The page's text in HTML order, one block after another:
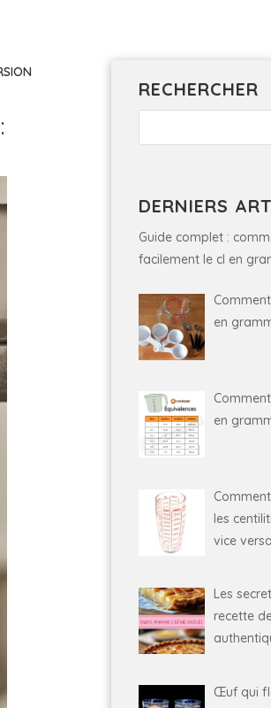
RECHERCHER
DERNIERS
Guide complet :
facilement le cl en
en
en
les
vice
Les
recette
Œuf qui